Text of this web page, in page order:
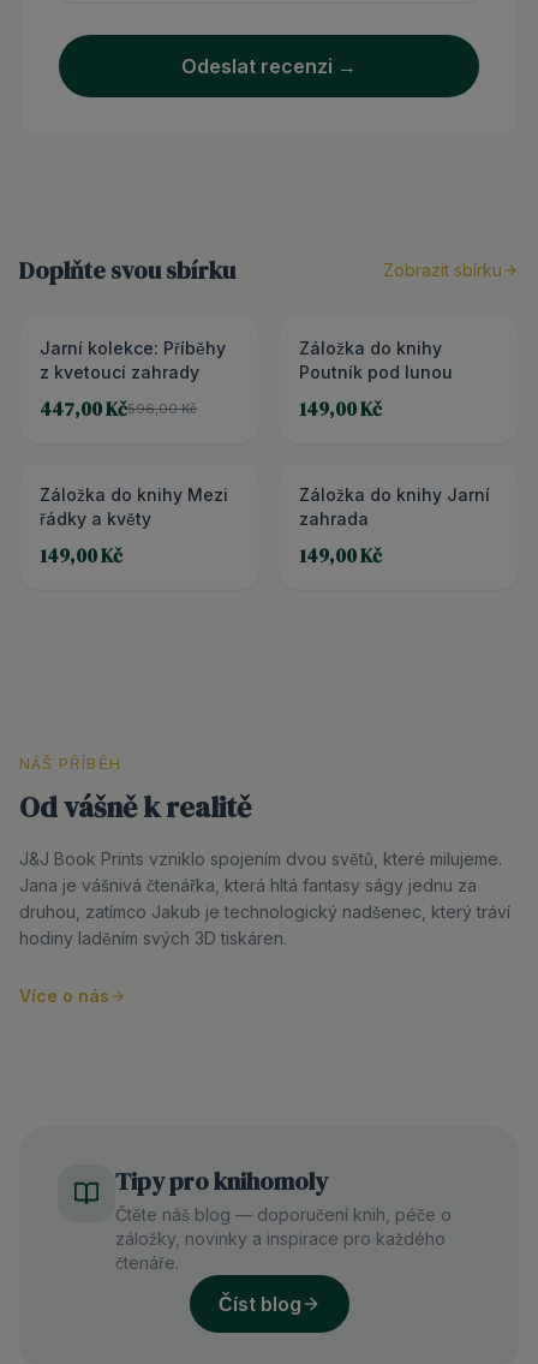
Odeslat recenzi →
Doplňte svou sbírku Zobrazit sbírku
3+1 ZDARMA
Jarní kolekce: Příběhy
z kvetoucí zahrady
447,00 Kč596,00 Kč
Záložka do knihy
Poutník pod lunou
149,00 Kč
Záložka do knihy Mezi
řádky a květy
149,00 Kč
Záložka do knihy Jarní
zahrada
149,00 Kč
NÁŠ PŘÍBĚH
Od vášně k realitě
J&J Book Prints vzniklo spojením dvou světů, které milujeme.
Jana je vášnivá čtenářka, která hltá fantasy ságy jednu za
druhou, zatímco Jakub je technologický nadšenec, který tráví
hodiny laděním svých 3D tiskáren.
Více o nás
Tipy pro knihomoly
Čtěte náš blog — doporučení knih, péče o
záložky, novinky a inspirace pro každého
čtenáře.
Číst blog